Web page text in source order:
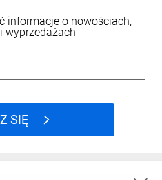
informacje o nowościach,
wyprzedażach
SIĘ